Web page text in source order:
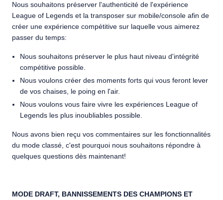
Nous souhaitons préserver l'authenticité de l'expérience
League of Legends et la transposer sur mobile/console afin de
créer une expérience compétitive sur laquelle vous aimerez
passer du temps:
Nous souhaitons préserver le plus haut niveau d'intégrité
compétitive possible.
Nous voulons créer des moments forts qui vous feront lever
de vos chaises, le poing en l'air.
Nous voulons vous faire vivre les expériences League of
Legends les plus inoubliables possible.
Nous avons bien reçu vos commentaires sur les fonctionnalités
du mode classé, c'est pourquoi nous souhaitons répondre à
quelques questions dès maintenant!
MODE DRAFT, BANNISSEMENTS DES CHAMPIONS ET